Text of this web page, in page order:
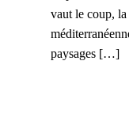
vaut le coup,
paysages […]